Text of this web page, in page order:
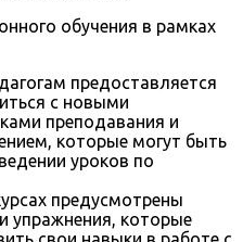
обучения в рамках
предоставляется
с новыми
преподавания и
которые могут быть
уроков по
предусмотрены
упражнения, которые